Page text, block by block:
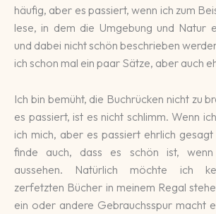
häufig, aber es passiert, wenn ich zum
lese, in dem die Umgebung und Natur
und dabei nicht schön beschrieben
ich schon mal ein paar Sätze, aber auch
Ich bin bemüht, die Buchrücken nicht zu
es passiert, ist es nicht schlimm. Wenn
ich mich, aber es passiert ehrlich
finde auch, dass es schön ist, wenn
aussehen. Natürlich möchte ich
zerfetzten Bücher in meinem Regal
ein oder andere Gebrauchsspur macht